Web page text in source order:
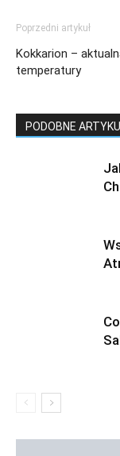
Poprzedni artykuł
Kokkarion –
temperatury
PODOBNE